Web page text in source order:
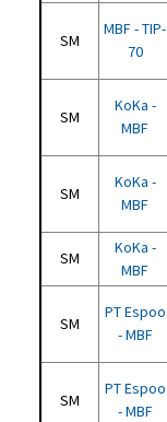
SM
MBF - TIP-
70
SM
KoKa -
MBF
SM
KoKa -
MBF
SM
KoKa -
MBF
SM
PT Espoo
- MBF
SM
PT Espoo
- MBF